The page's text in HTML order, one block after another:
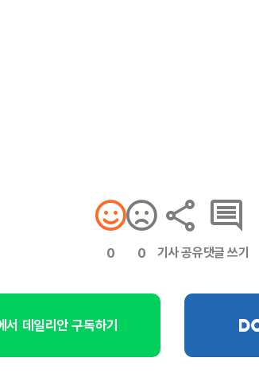
0 0 기사 공유댓글 쓰기
서 데일리안 구독하기